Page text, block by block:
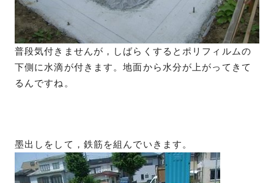
普段気付きませんが，しばらくするとポリフィルムの
下側に水滴が付きます。地面から水分が上がってきて
るんですね。
墨出しをして，鉄筋を組んでいきます。